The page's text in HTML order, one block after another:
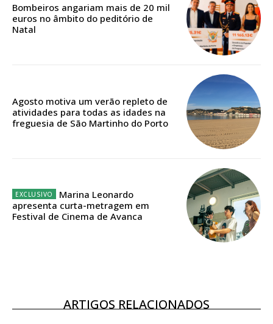
Escolha o plano
DIGITAL ANUAL
16€
Acesso ao conteúdo online
Acesso aos conteúdos Exclusivos para
Bombeiros angariam mais de 20 mil
euros no âmbito do peditório de
Natal
Agosto motiva um verão repleto de
atividades para todas as idades na
freguesia de São Martinho do Porto
Marina Leonardo
apresenta curta-metragem em
Festival de Cinema de Avanca
ARTIGOS RELACIONADOS